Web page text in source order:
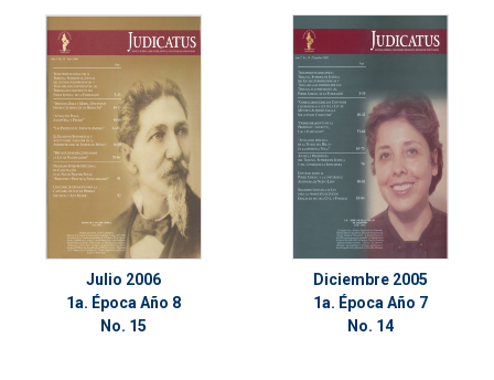
Julio 2006
1a. Época Año 8
No. 15
Diciembre 2005
1a. Época Año 7
No. 14